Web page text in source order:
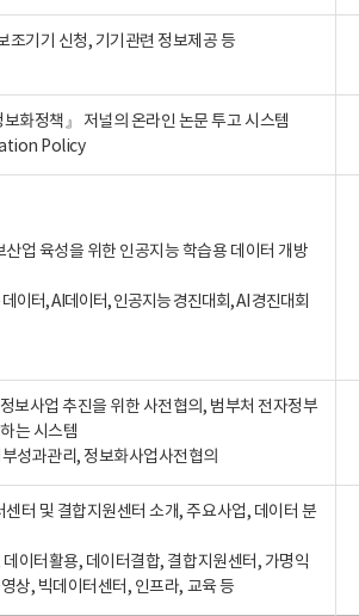
조기기 신청, 기기관련 정보제공 등
화정책』 저널의 온라인 논문 투고 시스템
Policy
업 육성을 위한 인공지능 학습용 데이터 개방
이터, AI데이터, 인공지능 경진대회, AI 경진대회
보사업 추진을 위한 사전협의, 범부처 전자정부
는 시스템
성과관리, 정보화사업사전협의
터 및 결합지원센터 소개, 주요사업, 데이터 분
이터활용, 데이터결합, 결합지원센터, 가명익
상, 빅데이터센터, 인프라, 교육 등